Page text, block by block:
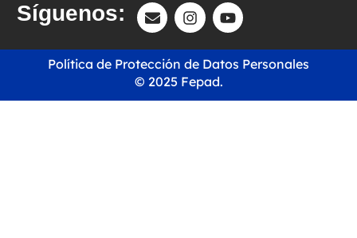
Síguenos:
© 2025 Fepad.
Política de Protección de Datos Personales